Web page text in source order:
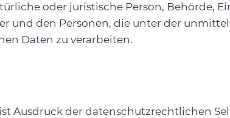
oder juristische Person, Behörde,
und den Personen, die unter der
Daten zu verarbeiten.
Ausdruck der datenschutzrechtlichen